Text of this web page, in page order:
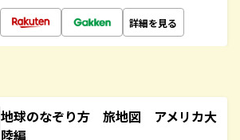
詳細を見る
地球のなぞり方 旅地図 アメリカ大
陸編